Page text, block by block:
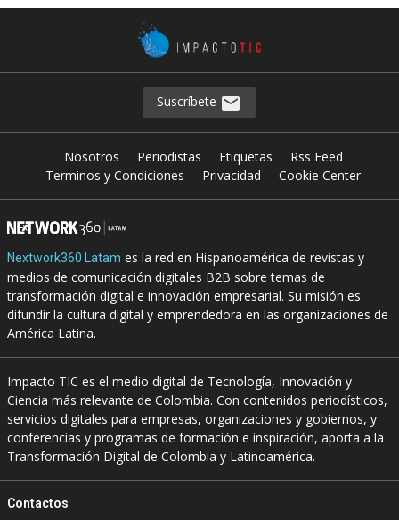
Suscríbete
Nosotros Periodistas Etiquetas
Rss Feed
Terminos y Condiciones
Privacidad Cookie Center
Nextwork360 Latam es la red en Hispanoamérica de revistas y
medios de comunicación digitales B2B sobre temas de
transformación digital e innovación empresarial. Su misión es
difundir la cultura digital y emprendedora en las organizaciones de
América Latina.
Impacto TIC es el medio digital de Tecnología, Innovación y
Ciencia más relevante de Colombia. Con contenidos periodísticos,
servicios digitales para empresas, organizaciones y gobiernos, y
conferencias y programas de formación e inspiración, aporta a la
Transformación Digital de Colombia y Latinoamérica.
Contactos